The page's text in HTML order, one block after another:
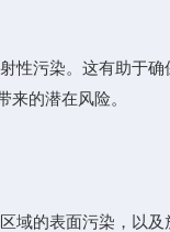
污染。这有助于
的潜在风险。
的表面污染，以